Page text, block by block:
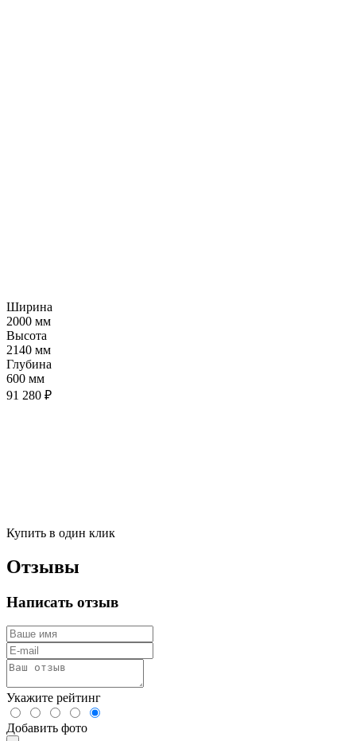
Ширина
2000 мм
Высота
2140 мм
Глубина
600 мм
91 280 ₽
Купить в один клик
Отзывы
Написать отзыв
Укажите рейтинг
Добавить фото